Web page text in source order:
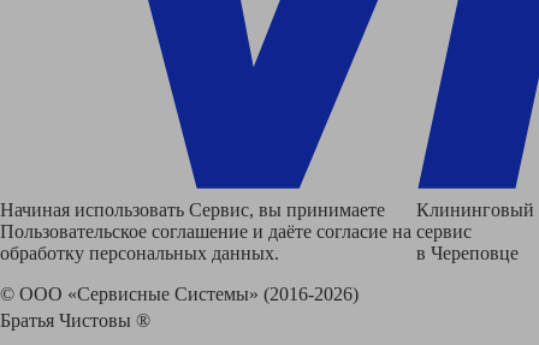
Начиная использовать Сервис, вы принимаете
Пользовательское соглашение и даёте согласие на
обработку персональных данных.
© ООО «Сервисные Системы» (2016-2026)
Братья Чистовы ®
Клининговый
сервис
в Череповце